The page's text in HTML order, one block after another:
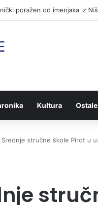
21. Međunarodni folklorni
Kultura
Srednje stručne škole Pirot u